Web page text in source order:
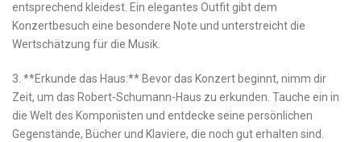
entsprechend⁣ kleidest. Ein elegantes Outfit gibt ⁤dem
Konzertbesuch eine besondere Note und unterstreicht die
Wertschätzung für die Musik.
3. **Erkunde⁣ das ⁤Haus:** Bevor das ⁤Konzert beginnt, nimm dir
Zeit, um das Robert-Schumann-Haus zu erkunden. Tauche ein in
die⁤ Welt des Komponisten und ⁤entdecke seine ⁢persönlichen⁢
Gegenstände, Bücher und‍ Klaviere, die noch gut erhalten sind.